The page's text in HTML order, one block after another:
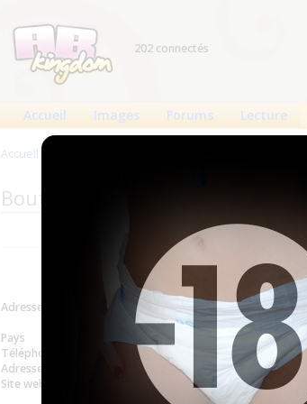
202 connectés
Accueil Images Forums Lecture
Accueil
Boutique : Windelliebhaber
Adresse
IT-Concept Danny
Voir sur la carte
Pays
Allemagne
Téléphone
033971 60904
Adresse email
it-concept@web.de
Site web
http://